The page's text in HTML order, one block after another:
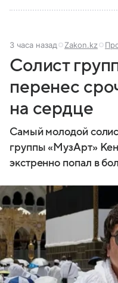
3 часа назад Zakon.kz
Солист
перенес
на сердце
Самый молодой
группы «МузАрт»
экстренно попал в